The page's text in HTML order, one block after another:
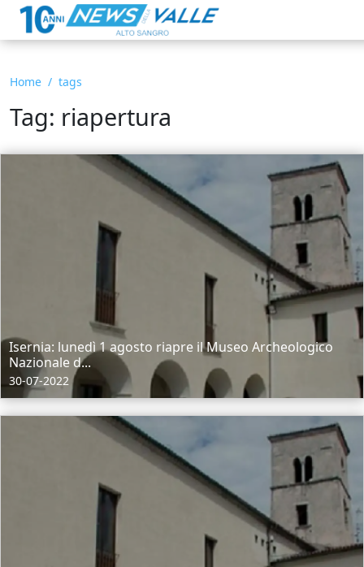
Home tags
Tag: riapertura
Isernia: lunedì 1 agosto riapre il Museo Archeologico
Nazionale d...
30-07-2022